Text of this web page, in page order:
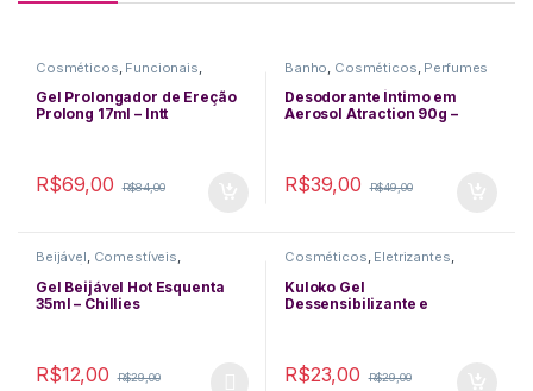
Cosméticos Funcionais
Performance Masculina
Retartantes
Gel Prolongador de Ereção
Prolong 17ml – Intt
R$69,00 R$84,00
Banho Cosméticos Perfumes
Desodorante Íntimo em
Aerosol Atraction 90g –
R$39,00 R$49,00
Beijável, Comestíveis,
Cosméticos
Excitantes,Funcionais,
Lubrificantes, Massagem,
Queima de Estoque
Gel Beijável Hot Esquenta
35ml – Chillies
R$12,00 R$29,00
Cosméticos, Eletrizantes,
Lubrificantes
Anal
Kuloko Gel
Dessensibilizante e
R$23,00 R$29,00